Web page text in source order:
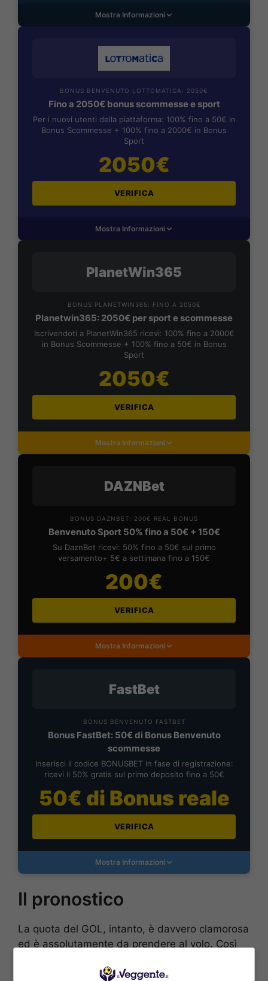
Mostra Informazioni
BONUS BENVENUTO LOTTOMATICA: 2050€
Fino a 2050€ bonus scommesse e sport
Per i nuovi utenti della piattaforma: 100% fino a 50€ in
Bonus Scommesse + 100% fino a 2000€ in Bonus
Sport
2050€
VERIFICA
Mostra Informazioni
PlanetWin365
BONUS PLANETWIN365: FINO A 2050€
Planetwin365: 2050€ per sport e scommesse
Iscrivendoti a PlanetWin365 ricevi: 100% fino a 2000€
in Bonus Scommesse + 100% fino a 50€ in Bonus
Sport
2050€
VERIFICA
Mostra Informazioni
DAZNBet
BONUS DAZNBET: 200€ REAL BONUS
Benvenuto Sport 50% fino a 50€ + 150€
Su DaznBet ricevi: 50% fino a 50€ sul primo
versamento+ 5€ a settimana fino a 150€
200€
VERIFICA
Mostra Informazioni
FastBet
BONUS BENVENUTO FASTBET
Bonus FastBet: 50€ di Bonus Benvenuto
scommesse
Inserisci il codice BONUSBET in fase di registrazione:
ricevi il 50% gratis sul primo deposito fino a 50€
50€ di Bonus reale
VERIFICA
Mostra Informazioni
Il pronostico
La quota del GOL, intanto, è davvero clamorosa
ed è assolutamente da prendere al volo. Così
padroni di casa che potrebbero anche brindare